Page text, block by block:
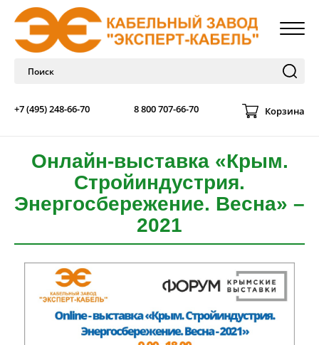
+7 (495) 248-66-70 8 800 707-66-70 Корзина
Онлайн-выставка «Крым.
Стройиндустрия.
Энергосбережение. Весна» –
2021